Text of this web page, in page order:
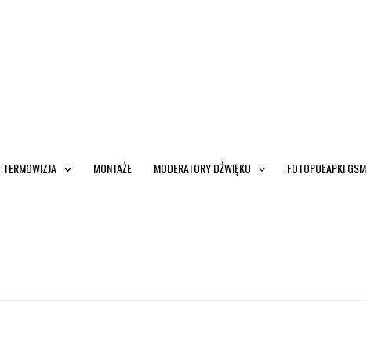
TERMOWIZJA MONTAŻE MODERATORY DŹWIĘKU FOTOPUŁAPKI GSM